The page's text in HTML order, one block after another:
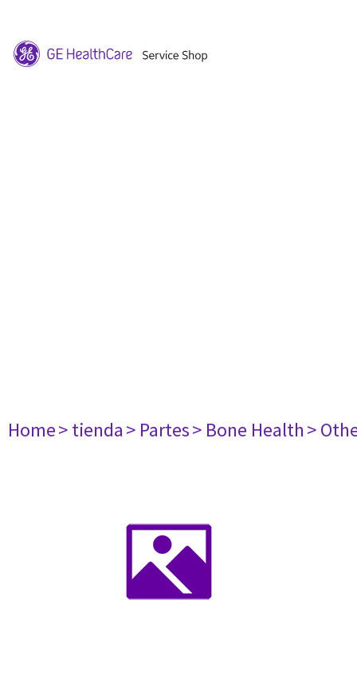
Home> tienda> Partes> Bone Health>